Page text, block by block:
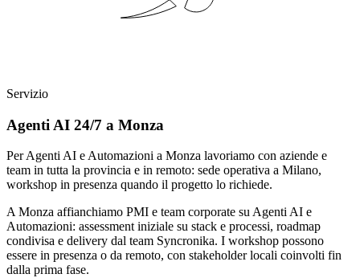
Servizio
Agenti AI 24/7 a Monza
Per Agenti AI e Automazioni a Monza lavoriamo con aziende e
team in tutta la provincia e in remoto: sede operativa a Milano,
workshop in presenza quando il progetto lo richiede.
A Monza affianchiamo PMI e team corporate su Agenti AI e
Automazioni: assessment iniziale su stack e processi, roadmap
condivisa e delivery dal team Syncronika. I workshop possono
essere in presenza o da remoto, con stakeholder locali coinvolti fin
dalla prima fase.